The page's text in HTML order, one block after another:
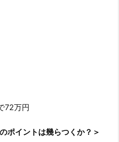
72万円
ポイントは幾らつくか？＞